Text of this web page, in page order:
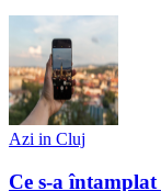
Azi in Cluj
Ce s-a